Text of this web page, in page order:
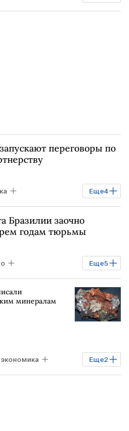
переговоры по
Еще4
ЯПОНИЯ
Бразилии заочно
годам тюрьмы
Еще5
США
Трампминералам
Еще2